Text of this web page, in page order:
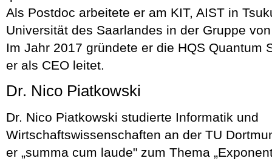
Als Postdoc arbeitete er am KIT, AIST in
Universität des Saarlandes in der Gruppe
Im Jahr 2017 gründete er die HQS Quantum
er als CEO leitet.
Dr. Nico Piatkowski
Dr. Nico Piatkowski studierte Informatik und
Wirtschaftswissenschaften an der TU
er „summa cum laude" zum Thema